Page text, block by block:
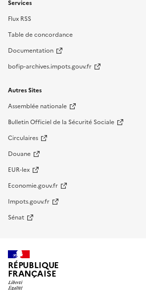
Services
Flux RSS
Table de concordance
Documentation
bofip-archives.impots.gouv.fr
Autres Sites
Assemblée nationale
Bulletin Officiel de la Sécurité Sociale
Circulaires
Douane
EUR-lex
Economie.gouv.fr
Impots.gouv.fr
Sénat
RÉPUBLIQUE
FRANÇAISE